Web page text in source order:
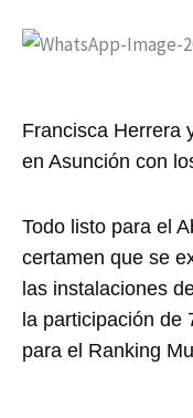
Francisca Herrera
en Asunción con
Todo listo para el
certamen que se
las instalaciones
la participación de
para el Ranking